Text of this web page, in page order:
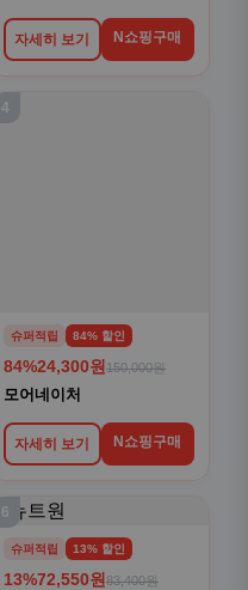
자세히 보기 N쇼핑구매
4
13% 할인
13%72,550원
자세히 보기 N쇼핑구매
56% 할인